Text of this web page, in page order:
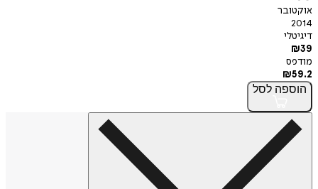
אוקטובר
2014
דיגיטלי
₪39
מודפס
₪59.2
הוספה לסל